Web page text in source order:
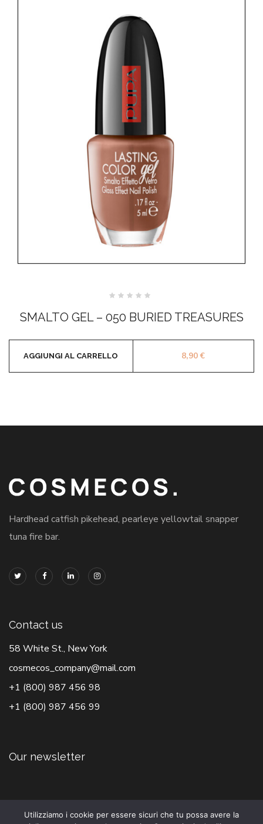
su
5
SMALTO GEL – 050 BURIED TREASURES
8,90€
AGGIUNGI AL CARRELLO
Hardhead catfish pikehead, pearleye yellowtail snapper
tuna fire bar.
Contact us
58 White St., New York
cosmecos_company@mail.com
+1 (800) 987 456 98
+1 (800) 987 456 99
Our newsletter
Utilizziamo i cookie per essere sicuri che tu possa avere la